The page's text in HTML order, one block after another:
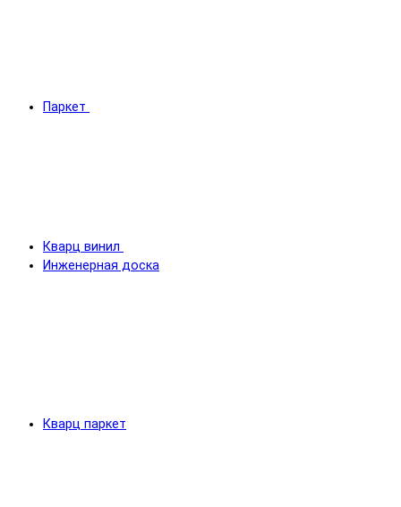
Паркет
Кварц винил
Инженерная доска
Кварц паркет